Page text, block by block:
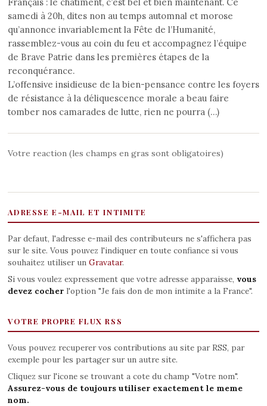
samedi à 20h, dites non au temps automnal et morose
qu’annonce invariablement la Fête de l’Humanité,
rassemblez-vous au coin du feu et accompagnez l’équipe
de Brave Patrie dans les premières étapes de la
reconquérance.
L’offensive insidieuse de la bien-pensance contre les foyers
de résistance à la déliquescence morale a beau faire
tomber nos camarades de lutte, rien ne pourra (…)
Votre reaction (les champs en gras sont obligatoires)
ADRESSE E-MAIL ET INTIMITE
Par defaut, l'adresse e-mail des contributeurs ne s'affichera pas
sur le site. Vous pouvez l'indiquer en toute confiance si vous
souhaitez utiliser un Gravatar.
Si vous voulez expressement que votre adresse apparaisse, vous
devez cocherl'option "Je fais don de mon intimite a la France".
VOTRE PROPRE FLUX RSS
Vous pouvez recuperer vos contributions au site par RSS, par
exemple pour les partager sur un autre site.
Cliquez sur l'icone se trouvant a cote du champ "Votre nom".
Assurez-vous de toujours utiliser exactement le meme
nom.